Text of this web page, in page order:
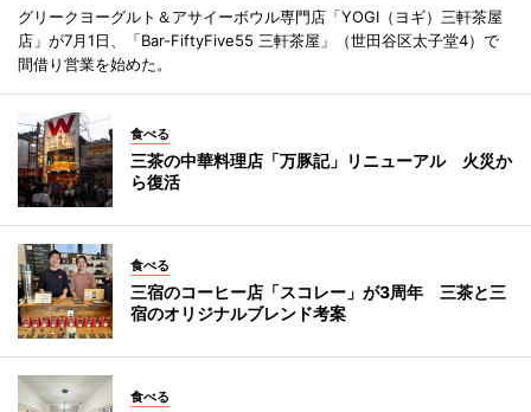
グリークヨーグルト＆アサイーボウル専門店「YOGI（ヨギ）三軒茶屋
店」が7月1日、「Bar-FiftyFive55 三軒茶屋」（世田谷区太子堂4）で
間借り営業を始めた。
食べる
三茶の中華料理店「万豚記」リニューアル 火災か
ら復活
食べる
三宿のコーヒー店「スコレー」が3周年 三茶と三
宿のオリジナルブレンド考案
食べる